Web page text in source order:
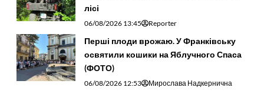
лісі
06/08/2026 13:45 Reporter
Перші плоди врожаю. У Франківську
освятили кошики на Яблучного Спаса
(ФОТО)
06/08/2026 12:53 Мирослава Надкернична